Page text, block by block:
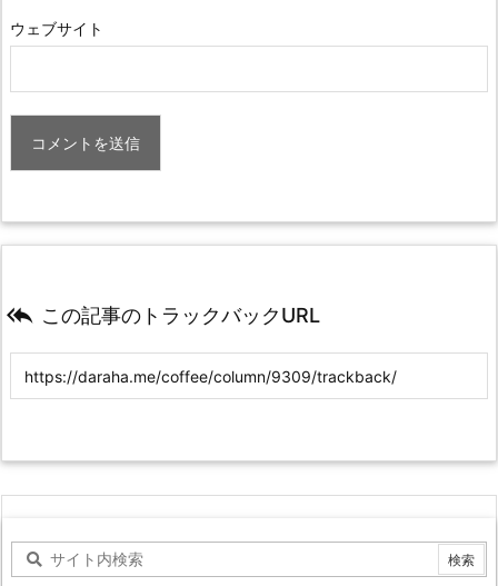
ウェブサイト
 この記事のトラックバックURL